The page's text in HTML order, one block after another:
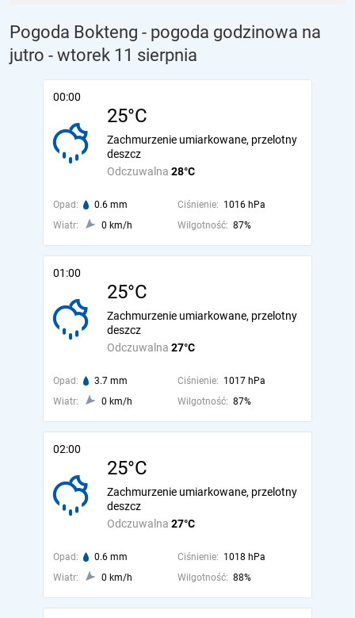
Pogoda Bokteng - pogoda godzinowa na
jutro - wtorek 11 sierpnia
00:00
25°C
Odczuwalna 28°C
Zachmurzenie umiarkowane, przelotny
deszcz
Opad: 0.6 mm Ciśnienie: 1016 hPa
Wiatr:
0 km/h Wilgotność: 87%
01:00
25°C
Odczuwalna 27°C
Zachmurzenie umiarkowane, przelotny
deszcz
Opad: 3.7 mm Ciśnienie: 1017 hPa
Wiatr:
0 km/h Wilgotność: 87%
02:00
25°C
Odczuwalna 27°C
Zachmurzenie umiarkowane, przelotny
deszcz
Opad: 0.6 mm Ciśnienie: 1018 hPa
Wiatr:
0 km/h Wilgotność: 88%